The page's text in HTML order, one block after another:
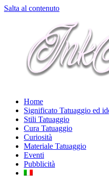
Salta al contenuto
Home
Significato Tatuaggio ed
Stili Tatuaggio
Cura Tatuaggio
Curiosità
Materiale Tatuaggio
Eventi
Pubblicità